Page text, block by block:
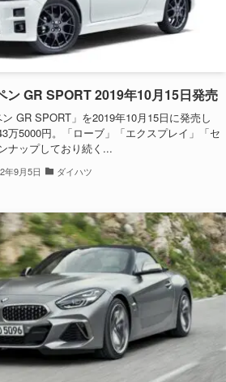
ン GR SPORT 2019年10月15日発売
GR SPORT」を2019年10月15日に発売し
万5000円。「ローブ」「エクスプレイ」「セ
ナップしており続く...
年9月5日 ダイハツ